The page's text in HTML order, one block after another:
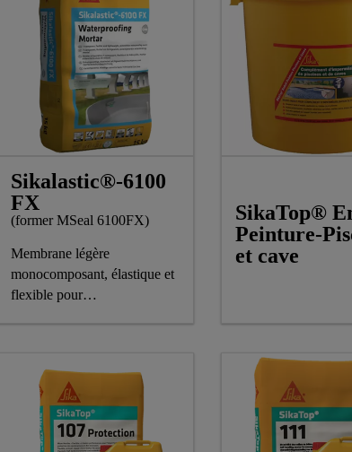
Sikalastic®-6100
FX
(former MSeal 6100FX)
Membrane légère
monocomposant, élastique et
flexible pour
SikaTop®
Peinture-
et cave